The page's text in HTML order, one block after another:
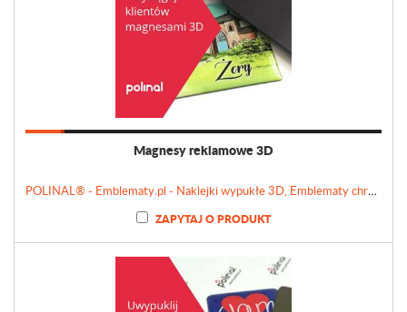
Magnesy reklamowe 3D
POLINAL® - Emblematy.pl - Naklejki wypukłe 3D, Emblematy chromowane, Tabliczki, Etykiety
ZAPYTAJ O PRODUKT